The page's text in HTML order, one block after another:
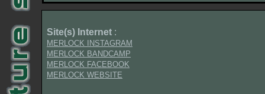
Site(s) Internet :
MERLOCK INSTAGRAM
MERLOCK BANDCAMP
MERLOCK FACEBOOK
MERLOCK WEBSITE